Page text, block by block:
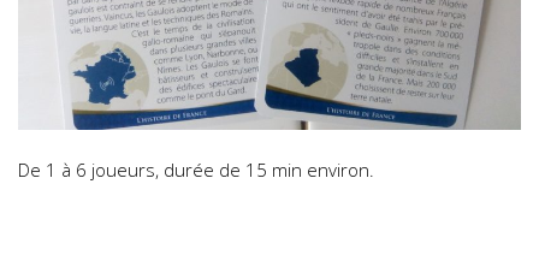
De 1 à 6 joueurs, durée de 15 min environ.